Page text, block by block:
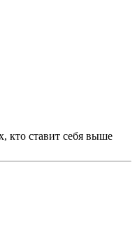
кто ставит себя выше